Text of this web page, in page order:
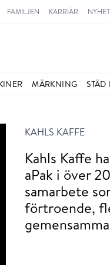
FAMILJEN KARRIÄR
MÄRKNING STÄD
KAHLS KAFFE
Kahls Kaffe
aPak i över
samarbete
förtroende,